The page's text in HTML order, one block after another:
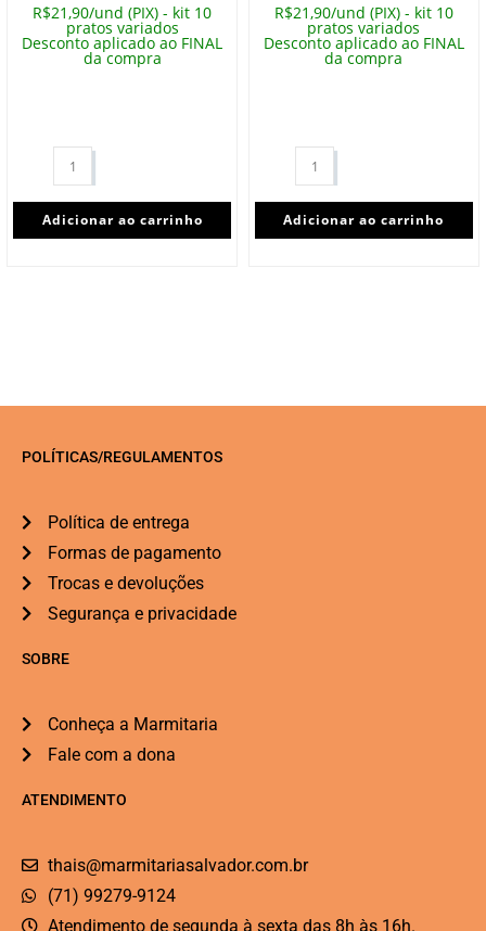
R$21,90/und (PIX) - kit 10
pratos variados
Desconto aplicado ao FINAL
da compra
Adicionar ao carrinho
R$21,90/und (PIX) - kit 10
pratos variados
Desconto aplicado ao FINAL
da compra
Adicionar ao carrinho
POLÍTICAS/REGULAMENTOS
Política de entrega
Formas de pagamento
Trocas e devoluções
Segurança e privacidade
SOBRE
Conheça a Marmitaria
Fale com a dona
ATENDIMENTO
thais@marmitariasalvador.com.br
(71) 99279-9124
Atendimento de segunda à sexta das 8h às 16h.